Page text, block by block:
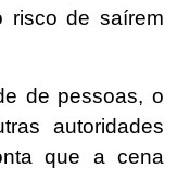
risco de saírem
de pessoas, o
autoridades
que a cena